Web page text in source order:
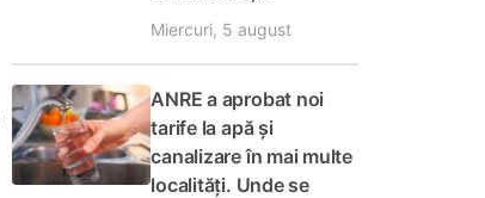
Miercuri, 5 august
ANRE a aprobat noi
tarife la apă și
canalizare în mai multe
localități. Unde se